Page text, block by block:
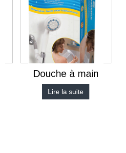
Douche à main
Lire la suite